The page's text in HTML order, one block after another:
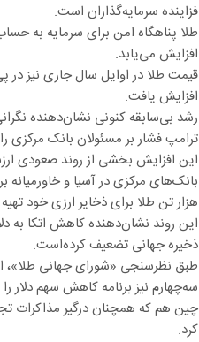
فزاینده سرمایه‌گذاران است.
طلا پناهگاه امن برای سرمایه به
افزایش می‌یابد.
قیمت طلا در اوایل سال جاری نیز در
افزایش یافت.
رشد بی‌سابقه کنونی نشان‌دهنده
ترامپ فشار بر مسئولان بانک مرکزی
این افزایش بخشی از روند صعودی
بانک‌های مرکزی در آسیا و
هزار تن طلا برای ذخایر ارزی خود
این روند نشان‌دهنده کاهش اتکا به
ذخیره جهانی تضعیف کرده‌است.
سه‌چهارم نیز برنامه کاهش سهم دلار را
چین هم که همچنان درگیر مذاکرات
کرد.